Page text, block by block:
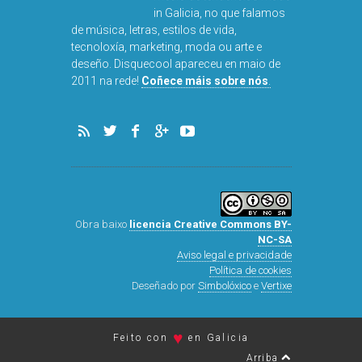
in Galicia, no que falamos
de música, letras, estilos de vida,
tecnoloxía, marketing, moda ou arte e
deseño. Disquecool apareceu en maio de
2011 na rede! Coñece máis sobre nós
Obra baixo licencia Creative Commons BY-
NC-SA
Aviso legal e privacidade
Política de cookies
Deseñado por Simbolóxicoe Vertixe
Feito con ♥ en Galicia
Arriba